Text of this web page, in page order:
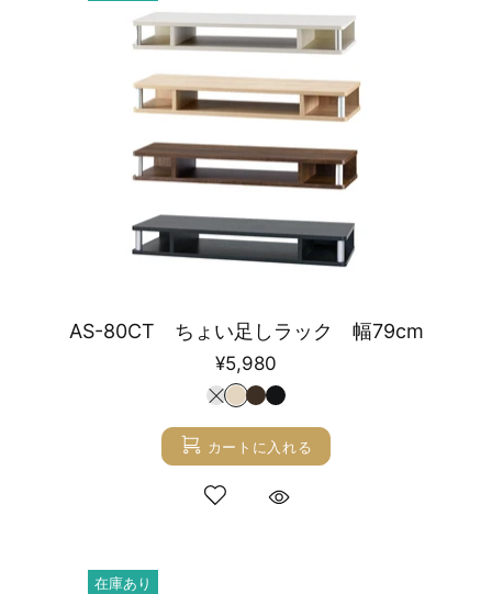
AS-80CT ちょい足しラック 幅79cm
¥5,980
カートに入れる
在庫あり